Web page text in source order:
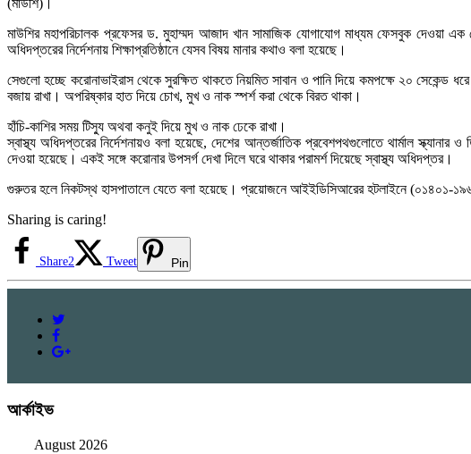
(মাউশি)।
মাউশির মহাপরিচালক প্রফেসর ড. মুহাম্মদ আজাদ খান সামাজিক যোগাযোগ মাধ্যম ফেসবুক দেওয়া এক
অধিদপ্তরের নির্দেশনায় শিক্ষাপ্রতিষ্ঠানে যেসব বিষয় মানার কথাও বলা হয়েছে।
সেগুলো হচ্ছে করোনাভাইরাস থেকে সুরক্ষিত থাকতে নিয়মিত সাবান ও পানি দিয়ে কমপক্ষে ২০
বজায় রাখা। অপরিষ্কার হাত দিয়ে চোখ, মুখ ও নাক স্পর্শ করা থেকে বিরত থাকা।
হাঁচি-কাশির সময় টিস্যু অথবা কনুই দিয়ে মুখ ও নাক ঢেকে রাখা।
স্বাস্থ্য অধিদপ্তরের নির্দেশনায়ও বলা হয়েছে, দেশের আন্তর্জাতিক প্রবেশপথগুলোতে থার্মাল স্ক্যানার
দেওয়া হয়েছে। একই সঙ্গে করোনার উপসর্গ দেখা দিলে ঘরে থাকার পরামর্শ দিয়েছে স্বাস্থ্য অধিদপ্তর।
গুরুতর হলে নিকটস্থ হাসপাতালে যেতে বলা হয়েছে। প্রয়োজনে আইইডিসিআরের হটলাইনে (০১৪০১-
Sharing is caring!
Share2 Tweet Pin
আর্কাইভ
August 2026